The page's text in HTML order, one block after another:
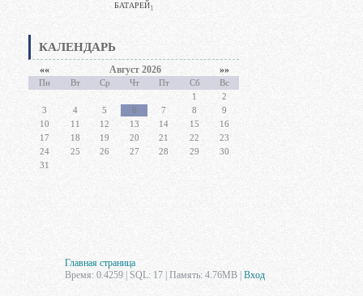
БАТАРЕЙ1
КАЛЕНДАРЬ
«« Август 2026 »»
Пн Вт Ср Чт Пт Сб
Вс
1
2
3
4 5 6 7 8
9
10
11 12 13 14 15
16
17
18 19 20 21 22
23
24
25 26 27 28 29
30
31
Главная страница
Время: 0.4259 | SQL: 17 | Память: 4.76MB Вход